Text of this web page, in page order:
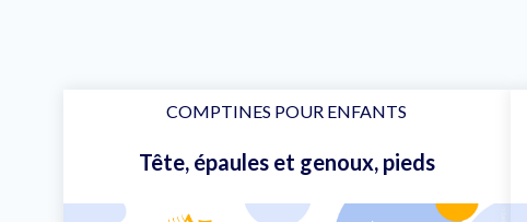
COMPTINES POUR ENFANTS
Tête, épaules et genoux, pieds